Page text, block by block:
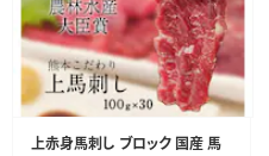
上赤身馬刺し ブロック 国産 馬